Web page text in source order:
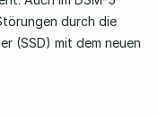
durch die
(SSD) mit dem neuen